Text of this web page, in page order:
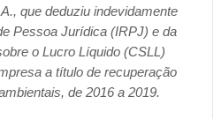
que deduziu indevidamente
Pessoa Jurídica (IRPJ) e da
o Lucro Líquido (CSLL)
a título de recuperação
de 2016 a 2019.